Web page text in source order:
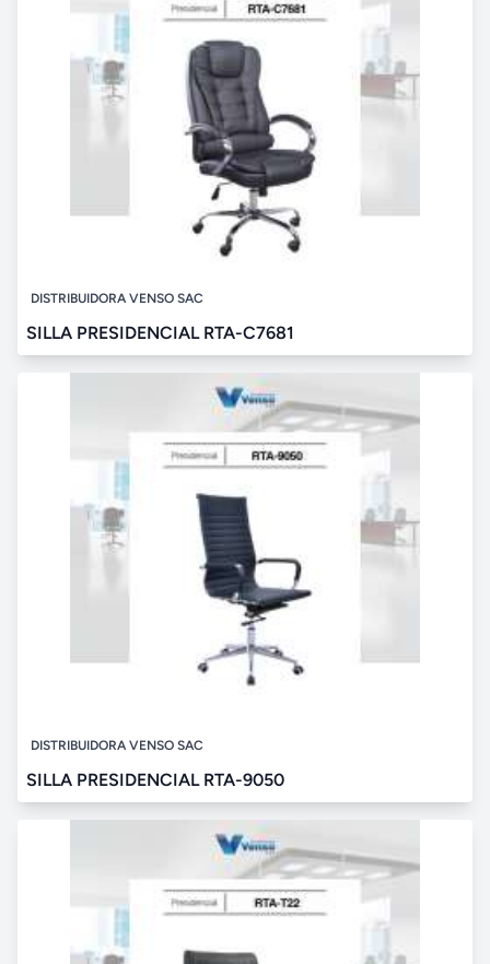
DISTRIBUIDORA VENSO SAC
SILLA PRESIDENCIAL RTA-C7681
DISTRIBUIDORA VENSO SAC
SILLA PRESIDENCIAL RTA-9050